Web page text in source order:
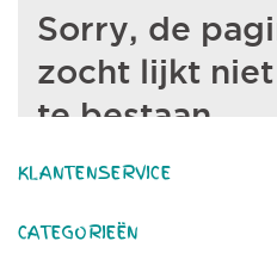
KLANTENSERVICE
CATEGORIEËN